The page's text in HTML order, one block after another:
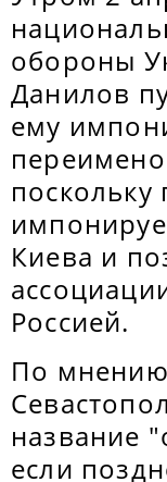
обороны
Данилов
ему
Киева и
Россией.
По
название
если